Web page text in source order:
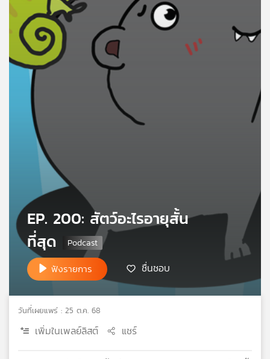
เพลง
บทความ
กิจกรรม
เครือ
พี
EP. 200: สัตว์อะไรอายุสั้น
ที่สุด
ฟังรายการ ชื่นชอบ
วันที่เผยแพร่ : 25 ต.ค. 68
เพิ่มในเพลย์ลิสต์ แชร์